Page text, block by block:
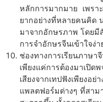
หลักการมากมาย เพรา
ยากอย่างที่หลายคนคิด
มาจากอักษรภาพ โดย
การจำอักษรจีนเข้าใจง่
ช่องทางการเรียนภาษ
เพียงแค่การต้องมาเปิด
เสียงจากเทปฟังเพียงอ
แพลตฟอร์มต่างๆ ที่สาม